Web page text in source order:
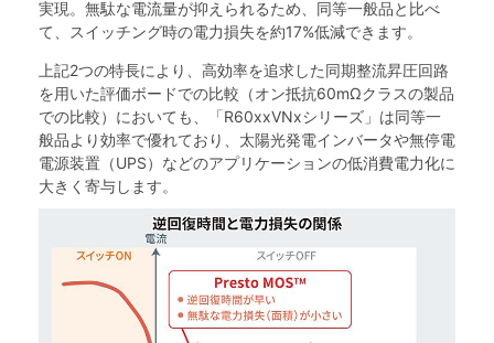
実現。無駄な電流量が抑えられるため、同等一般品と比べ
て、スイッチング時の電力損失を約17%低減できます。
上記2つの特長により、高効率を追求した同期整流昇圧回路
を用いた評価ボードでの比較（オン抵抗60mΩクラスの製品
での比較）においても、「R60xxVNxシリーズ」は同等一
般品より効率で優れており、太陽光発電インバータや無停電
電源装置（UPS）などのアプリケーションの低消費電力化に
大きく寄与します。